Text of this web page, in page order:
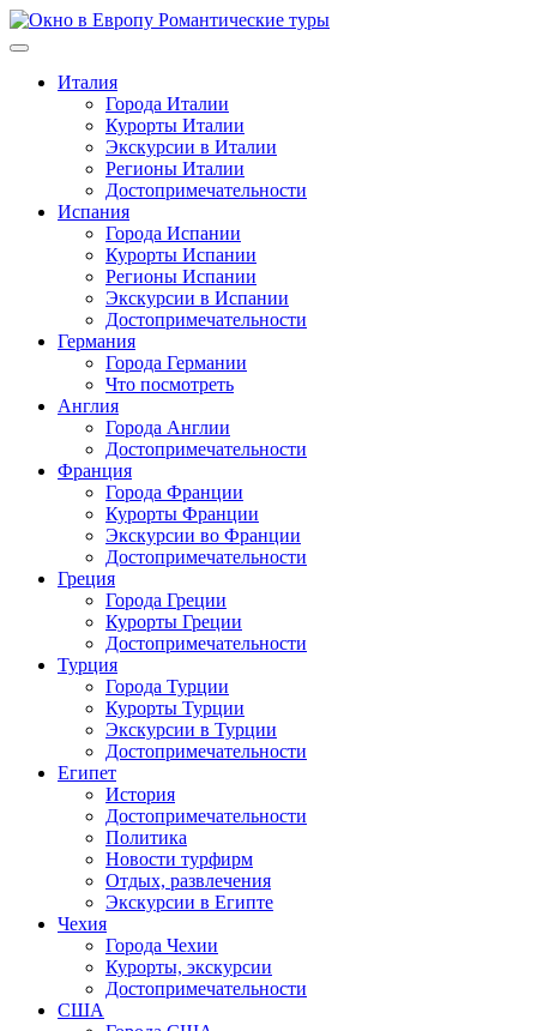
Перейти
к
Италия
Города Италии
Курорты Италии
Экскурсии в Италии
Регионы Италии
Достопримечательности
Испания
Города Испании
Курорты Испании
Регионы Испании
Экскурсии в Испании
Достопримечательности
Германия
Города Германии
Что посмотреть
Англия
Города Англии
Достопримечательности
Франция
Города Франции
Курорты Франции
Экскурсии во Франции
Достопримечательности
Греция
Города Греции
Курорты Греции
Достопримечательности
Турция
Города Турции
Курорты Турции
Экскурсии в Турции
Достопримечательности
Египет
История
Достопримечательности
Политика
Новости турфирм
Отдых, развлечения
Экскурсии в Египте
Чехия
Города Чехии
Курорты, экскурсии
Достопримечательности
США